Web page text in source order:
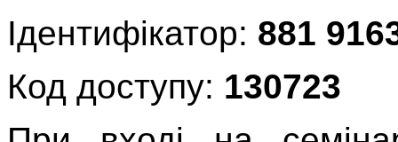
Ідентифікатор: 881
Код доступу: 130723